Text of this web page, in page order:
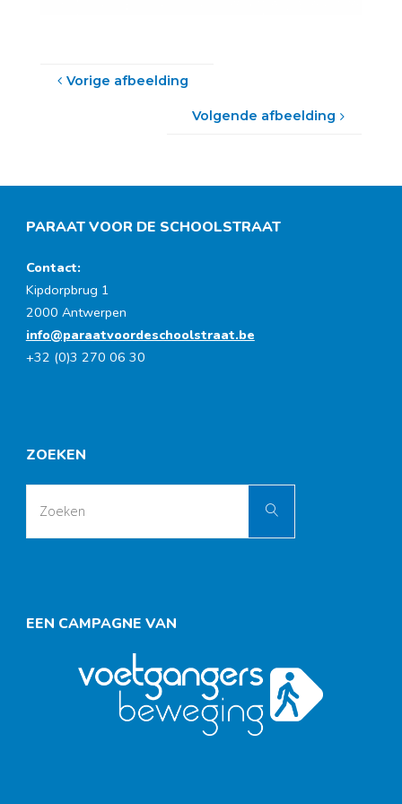
Vorige afbeelding
Volgende afbeelding
PARAAT VOOR DE SCHOOLSTRAAT
Contact:
Kipdorpbrug 1
2000 Antwerpen
info@paraatvoordeschoolstraat.be
+32 (0)3 270 06 30
ZOEKEN
Zoeken
EEN CAMPAGNE VAN